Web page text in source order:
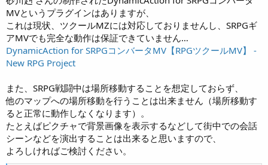
MVというプラグインはありますが、
これは現状、ツクールMZには対応しておりませんし、SRPGギ
アMVでも完全な動作は保証できていません…
DynamicAction for SRPGコンバータMV【RPGツクールMV】 -
New RPG Project
また、SRPG戦闘中は場所移動することを想定しておらず、
他のマップへの場所移動を行うことは出来ません（場所移動す
ると正常に動作しなくなります）。
たとえばピクチャで背景画像を表示するなどして街中での会話
シーンなどを演出することは出来ると思いますので、
よろしければご検討ください。